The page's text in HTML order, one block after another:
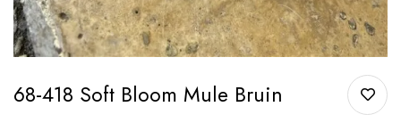
68-418 Soft Bloom Mule Bruin